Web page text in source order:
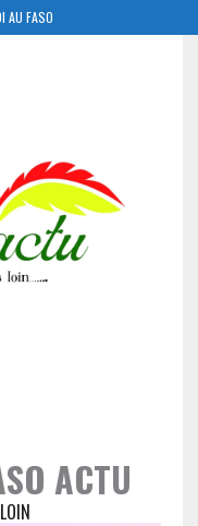
AU FASO
ACTU